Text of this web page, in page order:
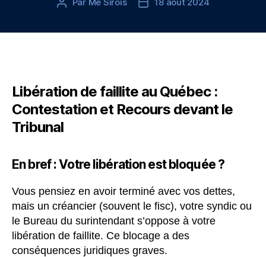
Auteur
Date
Libération de faillite au Québec :
Contestation et Recours devant le
Tribunal
En bref : Votre libération est bloquée ?
Vous pensiez en avoir terminé avec vos dettes,
mais un créancier (souvent le fisc), votre syndic ou
le Bureau du surintendant s’oppose à votre
libération de faillite. Ce blocage a des
conséquences juridiques graves.